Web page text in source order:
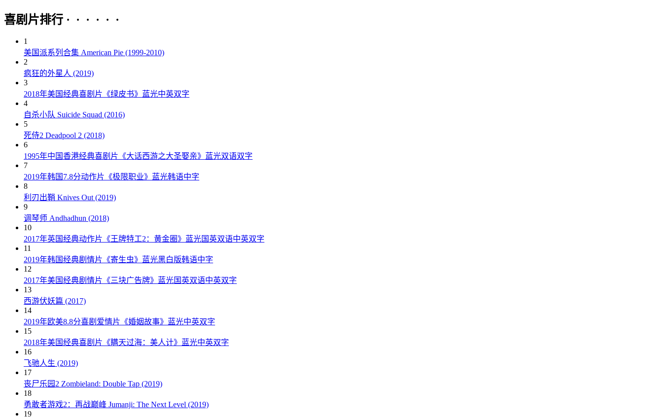
喜剧片排行 · · · · · ·
1
美国派系列合集 American Pie (1999-2010)
2
疯狂的外星人 (2019)
3
2018年美国经典喜剧片《绿皮书》蓝光中英双字
4
自杀小队 Suicide Squad (2016)
5
死侍2 Deadpool 2 (2018)
6
1995年中国香港经典喜剧片《大话西游之大圣娶亲》蓝光双语双字
7
2019年韩国7.8分动作片《极限职业》蓝光韩语中字
8
利刃出鞘 Knives Out (2019)
9
调琴师 Andhadhun (2018)
10
2017年英国经典动作片《王牌特工2：黄金圈》蓝光国英双语中英双字
11
2019年韩国经典剧情片《寄生虫》蓝光黑白版韩语中字
12
2017年美国经典剧情片《三块广告牌》蓝光国英双语中英双字
13
西游伏妖篇 (2017)
14
2019年欧美8.8分喜剧爱情片《婚姻故事》蓝光中英双字
15
2018年美国经典喜剧片《瞒天过海：美人计》蓝光中英双字
16
飞驰人生 (2019)
17
丧尸乐园2 Zombieland: Double Tap (2019)
18
勇敢者游戏2：再战巅峰 Jumanji: The Next Level (2019)
19